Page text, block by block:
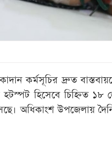
কর্মসূচির দ্রুত
হিসেবে চিহ্নিত
অধিকাংশ উপজেলায়